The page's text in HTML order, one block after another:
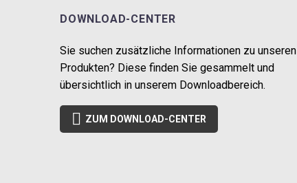
DOWNLOAD-CENTER
Sie suchen zusätzliche Informationen zu unseren
Produkten? Diese finden Sie gesammelt und
übersichtlich in unserem Downloadbereich.
 ZUM DOWNLOAD-CENTER